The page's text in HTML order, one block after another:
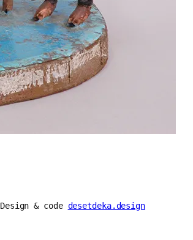
Design & code desetdeka.design